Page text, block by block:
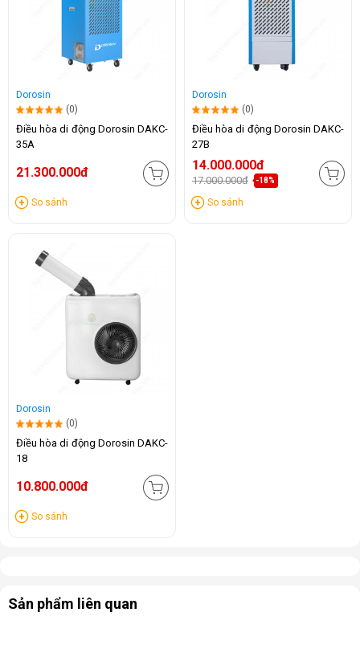
Dorosin
(0)
Điều hòa di động Dorosin DAKC-
35A
21.300.000đ
So sánh
Dorosin
(0)
Điều hòa di động Dorosin DAKC-
27B
14.000.000đ
17.000.000đ -18%
So sánh
Dorosin
(0)
Điều hòa di động Dorosin DAKC-
18
10.800.000đ
So sánh
Sản phẩm liên quan